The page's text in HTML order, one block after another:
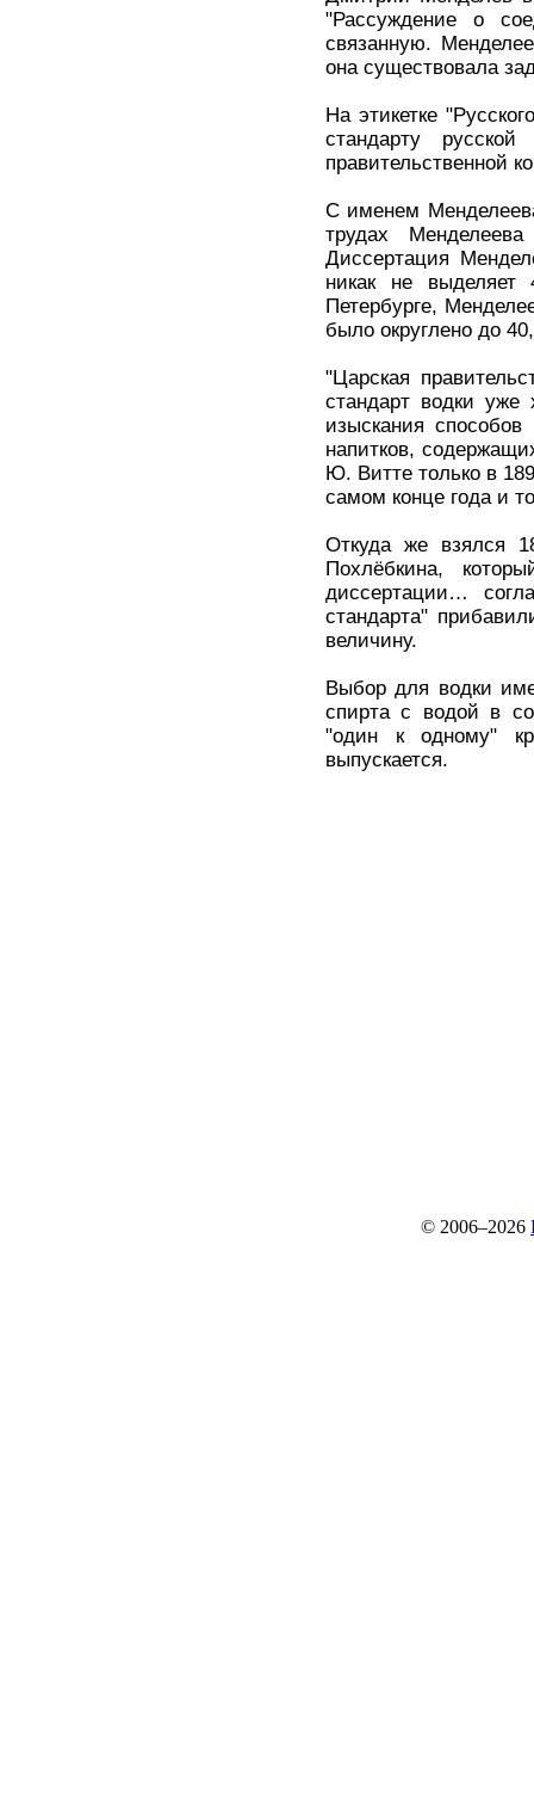
"Рассуждение о
связанную.
она существовала
На этикетке
стандарту
правительственной
С именем
трудах
Диссертация
никак не
Петербурге,
было округлено до
"Царская
стандарт водки
изыскания
напитков,
Ю. Витте только в
самом конце года и
Откуда же взялся
Похлёбкина,
диссертации…
стандарта"
величину.
Выбор для водки
спирта с водой в
"один к одному"
выпускается.
© 2006–2026